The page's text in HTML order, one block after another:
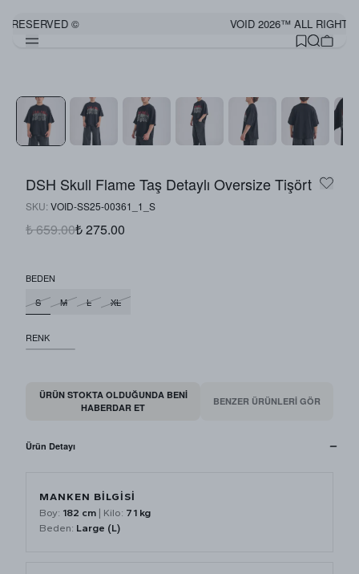
RESERVED © VOID 2026™ ALL RIGHTS
DSH Skull Flame Taş Detaylı Oversize Tişört
SKU: VOID-SS25-00361_1_S
₺ 659.00₺ 275.00
BEDEN
S
M L XL
RENK
ÜRÜN STOKTA OLDUĞUNDA BENI
HABERDAR ET
BENZER ÜRÜNLERİ GÖR
Ürün Detayı
MANKEN BİLGİSİ
Boy: 182 cm | Kilo: 71 kg
Beden: Large (L)